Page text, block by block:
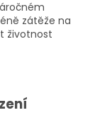
zátěže na
životnost